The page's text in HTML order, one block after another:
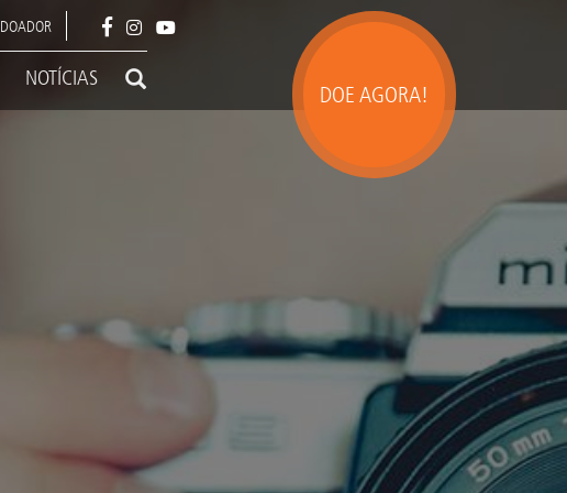
DOE AGORA!
DOADOR
NOTÍCIAS